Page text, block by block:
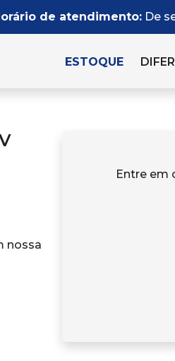
de atendimento: De
ESTOQUE
nossa
Entre em